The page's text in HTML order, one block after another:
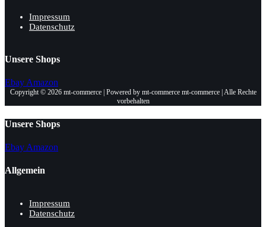
Impressum
Datenschutz
Unsere Shops
EbayAmazon
Copyright © 2026 mt-commerce | Powered by mt-commerce mt-commerce | Alle Rechte
vorbehalten
Unsere Shops
Ebay Amazon
Allgemein
Impressum
Datenschutz